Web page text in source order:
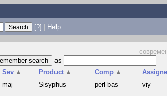
[?] | Help
as
Sev ▲ Product ▲ Comp ▲
maj Sisyphus perl-bas viy